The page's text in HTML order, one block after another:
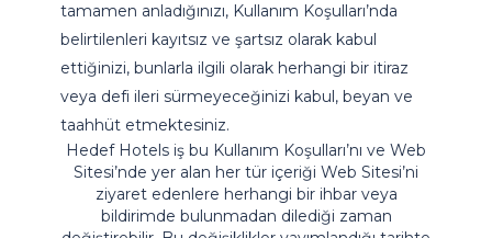
tamamen anladığınızı, Kullanım Koşulları’nda
belirtilenleri kayıtsız ve şartsız olarak kabul
ettiğinizi, bunlarla ilgili olarak herhangi bir itiraz
veya defi ileri sürmeyeceğinizi kabul, beyan ve
taahhüt etmektesiniz.
Hedef Hotels iş bu Kullanım Koşulları’nı ve Web
Sitesi’nde yer alan her tür içeriği Web Sitesi’ni
ziyaret edenlere herhangi bir ihbar veya
bildirimde bulunmadan dilediği zaman